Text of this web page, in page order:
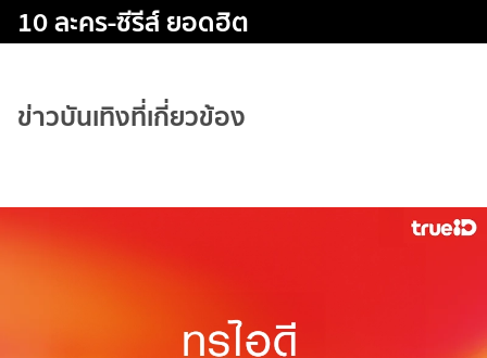
10 ละคร-ซีรีส์ ยอดฮิต
ข่าวบันเทิงที่เกี่ยวข้อง